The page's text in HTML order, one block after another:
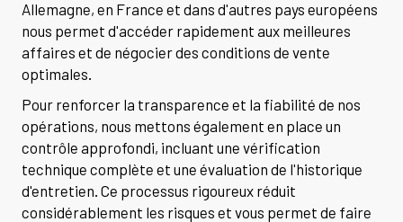
Allemagne, en France et dans d'autres pays européens
nous permet d'accéder rapidement aux meilleures
affaires et de négocier des conditions de vente
optimales.
Pour renforcer la transparence et la fiabilité de nos
opérations, nous mettons également en place un
contrôle approfondi, incluant une vérification
technique complète et une évaluation de l'historique
d'entretien. Ce processus rigoureux réduit
considérablement les risques et vous permet de faire